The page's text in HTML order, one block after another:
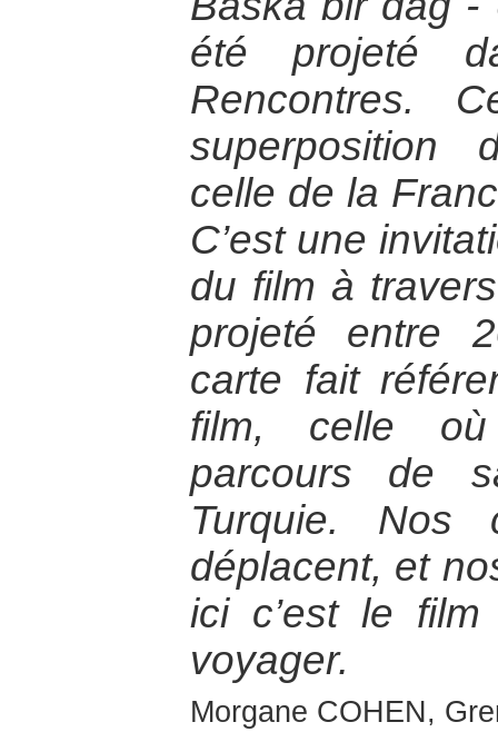
été projeté
Rencontres.
superposition
celle de la
C’est une
du film à
projeté entre
carte fait
film, celle
parcours de
Turquie. Nos
déplacent, et
ici c’est le
voyager.
Morgane COHEN,